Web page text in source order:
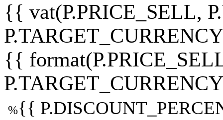
{{ vat(P.PRICE_SELL,
{{
%{{